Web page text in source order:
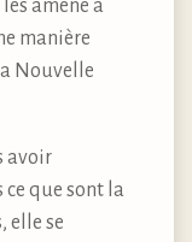
amène à
manière
Nouvelle
avoir
que sont la
elle se